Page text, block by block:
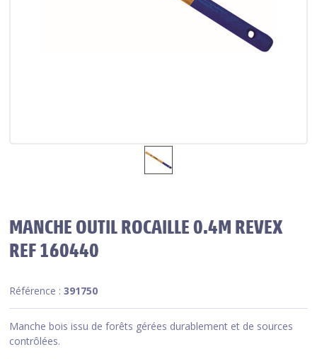
MANCHE OUTIL ROCAILLE 0.4M REVEX
REF 160440
Référence :391750
Manche bois issu de forêts gérées durablement et de sources
contrôlées.